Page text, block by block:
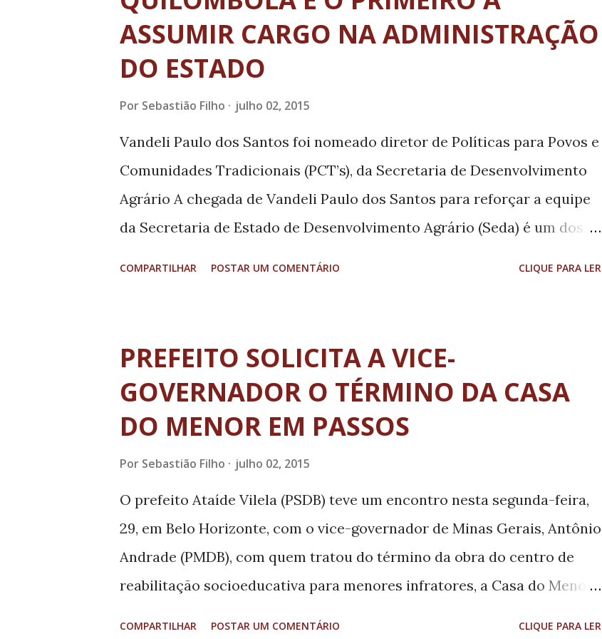
ASSUMIR CARGO NA ADMINISTRAÇÃO
DO ESTADO
Por Sebastião Filho julho 02, 2015
Vandeli Paulo dos Santos foi nomeado diretor de Políticas para Povos e
Comunidades Tradicionais (PCT’s), da Secretaria de Desenvolvimento
Agrário A chegada de Vandeli Paulo dos Santos para reforçar a equipe
da Secretaria de Estado de Desenvolvimento Agrário (Seda) é um dos
à Subsecretaria de Agricultura Familiar, Vandeli dos Santos terá como
principal desafio ouvir as demandas e buscar soluções para
reinvindicações históricas dos movimentos, como acesso e
regularização de terras, crédito e assistência técnica. “Com certeza é
comunidades quilombolas, indígenas, os povos de terreiros, os
pescadores artesanais. A expectativa é a de que a ...
COMPARTILHAR POSTAR UM COMENTÁRIO CLIQUE PARA LER
PREFEITO SOLICITA A VICE-
GOVERNADOR O TÉRMINO DA CASA
DO MENOR EM PASSOS
Por Sebastião Filho julho 02, 2015
O prefeito Ataíde Vilela (PSDB) teve um encontro nesta segunda-feira,
29, em Belo Horizonte, com o vice-governador de Minas Gerais, Antônio
Andrade (PMDB), com quem tratou do término da obra do centro de
reabilitação socioeducativa para menores infratores, a Casa do Menor
COMPARTILHAR POSTAR UM COMENTÁRIO CLIQUE PARA LER